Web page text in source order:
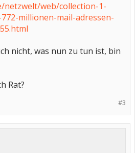
netzwelt/web/collection-1-
millionen-mail-adressen-
nicht, was nun zu tun ist, bin
Rat?
#3